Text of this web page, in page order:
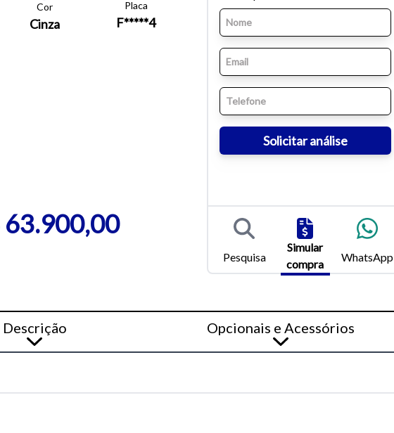
do texto
ou diminuir a fonte em nosso site, utilize os atalhos Ctrl+ (para
Fechar
Cor
Cinza
Placa
F*****4
63.900,00
Pesquisa
Simular
compra
WhatsApp
Descrição Opcionais e Acessórios